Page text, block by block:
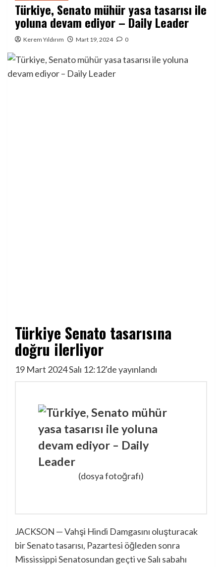
Türkiye, Senato mühür yasa tasarısı ile
yoluna devam ediyor – Daily Leader
Kerem Yıldırım Mart 19, 2024 0
Türkiye Senato tasarısına
doğru ilerliyor
19 Mart 2024 Salı 12:12'de yayınlandı
(dosya fotoğrafı)
JACKSON — Vahşi Hindi Damgasını oluşturacak
bir Senato tasarısı, Pazartesi öğleden sonra
Mississippi Senatosundan geçti ve Salı sabahı